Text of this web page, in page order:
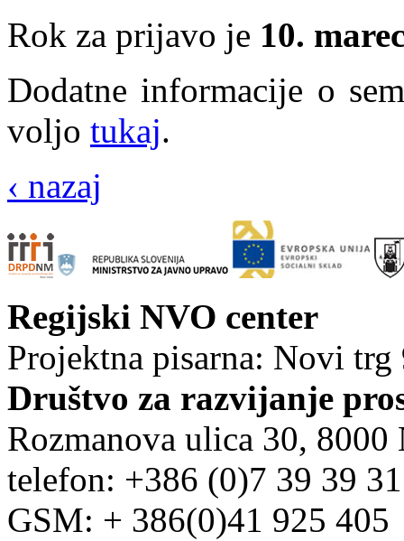
Rok za prijavo je 10.
Dodatne informacije o
voljo tukaj.
‹ nazaj
Regijski NVO center
Projektna pisarna: Novi
Društvo za razvijanje
Rozmanova ulica 30, 8000
telefon: +386 (0)7 39 39
GSM: + 386(0)41 925 405